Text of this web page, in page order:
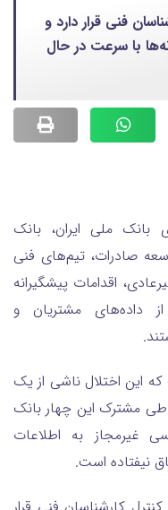
فنی قرار دارد و
با سرعت در حال
بانک ملی ایران، بانک
صادرات، تیم‌های فنی
اقدامات پیشگیرانه
داده‌های مشتریان و
این اختلال ناشی از یک
مشترک این چهار بانک
غیرمجاز به اطلاعات
نیفتاده است.